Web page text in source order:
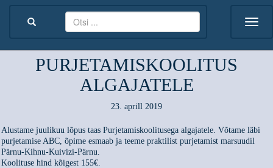
PURJETAMISKOOLITUS
ALGAJATELE
23. aprill 2019
Alustame juulikuu lõpus taas Purjetamiskoolitusega algajatele. Võtame läbi
purjetamise ABC, õpime esmaab ja teeme praktilist purjetamist marsuudil
Pärnu-Kihnu-Kuivizi-Pärnu.
Koolituse hind kõigest 155€.